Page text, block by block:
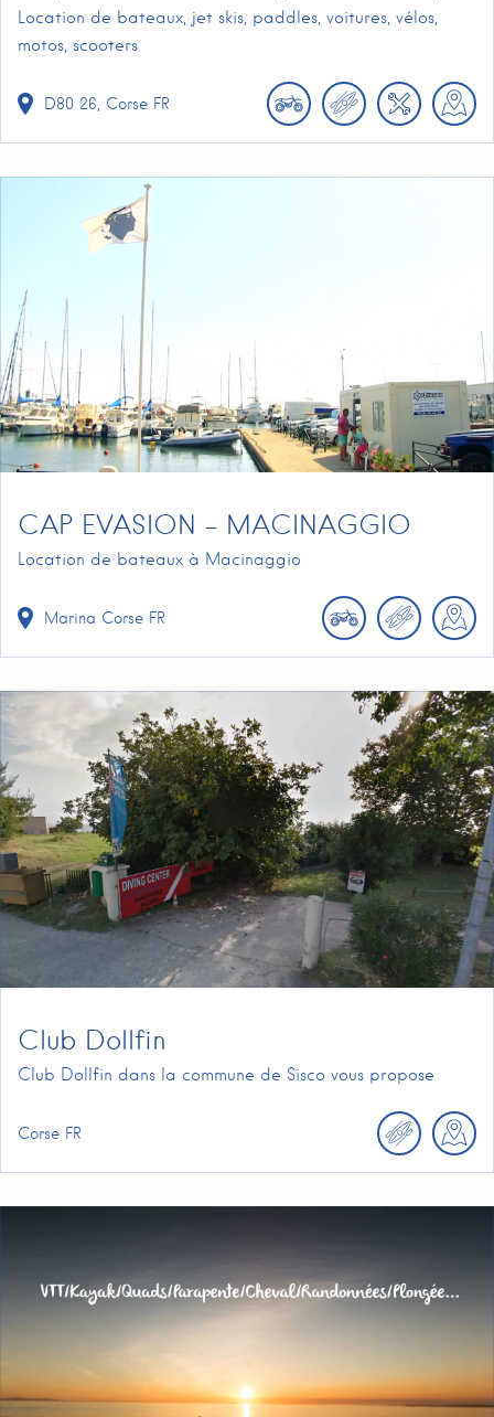
Location de bateaux, jet skis, paddles, voitures, vélos,
motos, scooters
D80 26 Corse FR
CAP EVASION – MACINAGGIO
Location de bateaux à Macinaggio
Marina Corse FR
Club Dollfin
Club Dollfin dans la commune de Sisco vous propose
Corse FR